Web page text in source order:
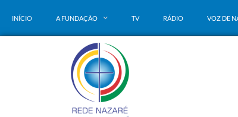
INÍCIO A FUNDAÇÃO TV RÁDIO VOZ DE